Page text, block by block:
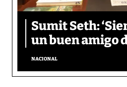
Sumit Seth:
un buen amigo
NACIONAL